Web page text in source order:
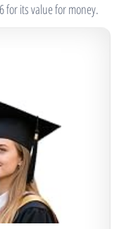
for its value for money.